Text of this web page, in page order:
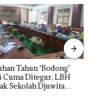
Tahun ‘Bodong’
Cuma Ditegur, LBH
Sekolah Djuwita